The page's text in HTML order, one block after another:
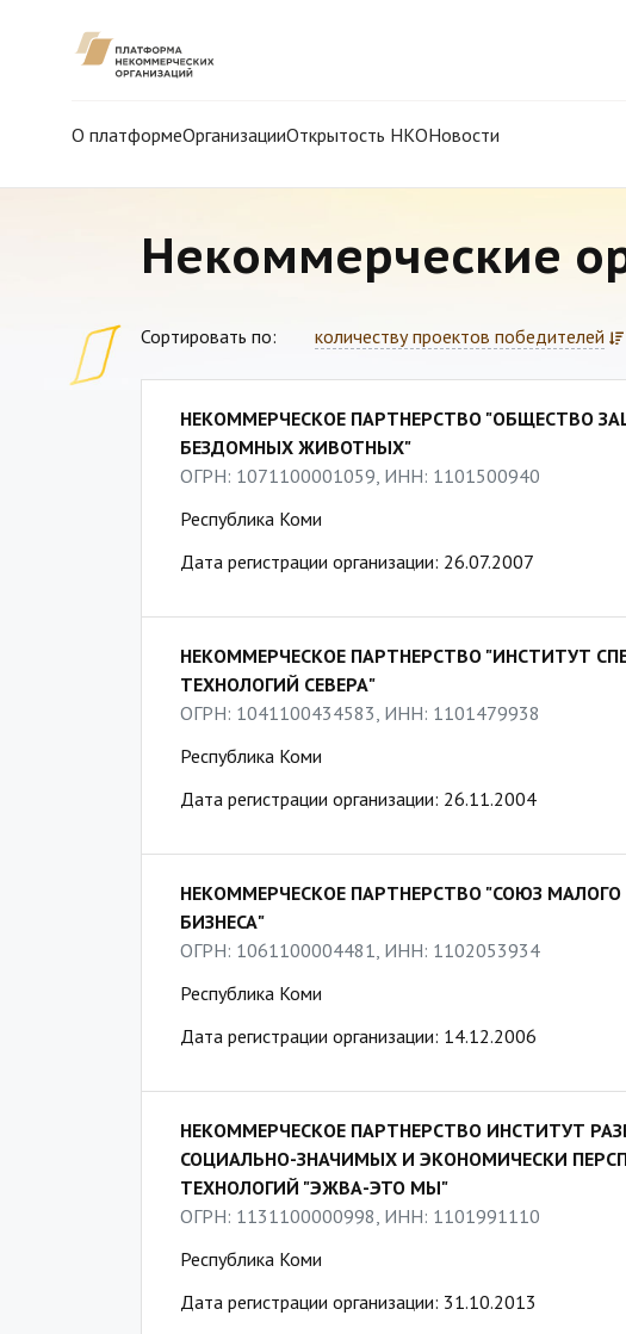
О платформеОрганизацииОткрытость НКОНовости
Некоммерческие
Сортировать по: количеству проектов победителей
НЕКОММЕРЧЕСКОЕ ПАРТНЕРСТВО "ОБЩЕСТВО
БЕЗДОМНЫХ ЖИВОТНЫХ"
ОГРН: 1071100001059, ИНН: 1101500940
Республика Коми
Дата регистрации организации: 26.07.2007
НЕКОММЕРЧЕСКОЕ ПАРТНЕРСТВО "ИНСТИТУТ
ТЕХНОЛОГИЙ СЕВЕРА"
ОГРН: 1041100434583, ИНН: 1101479938
Республика Коми
Дата регистрации организации: 26.11.2004
НЕКОММЕРЧЕСКОЕ ПАРТНЕРСТВО "СОЮЗ МАЛОГО
БИЗНЕСА"
ОГРН: 1061100004481, ИНН: 1102053934
Республика Коми
Дата регистрации организации: 14.12.2006
НЕКОММЕРЧЕСКОЕ ПАРТНЕРСТВО ИНСТИТУТ
СОЦИАЛЬНО-ЗНАЧИМЫХ И ЭКОНОМИЧЕСКИ
ТЕХНОЛОГИЙ "ЭЖВА-ЭТО МЫ"
ОГРН: 1131100000998, ИНН: 1101991110
Республика Коми
Дата регистрации организации: 31.10.2013